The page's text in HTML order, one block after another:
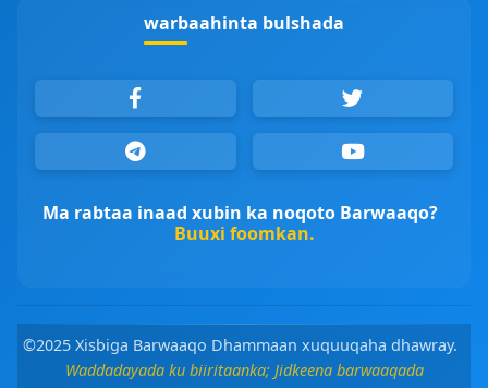
warbaahinta bulshada
Ma rabtaa inaad xubin ka noqoto Barwaaqo?
Buuxi foomkan.
©2025 Xisbiga Barwaaqo Dhammaan xuquuqaha dhawray.
Waddadayada ku biiritaanka; Jidkeena barwaaqada